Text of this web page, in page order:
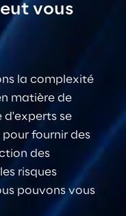
vous
la complexité
matière de
d'experts se
fournir des
des
risques
pouvons vous